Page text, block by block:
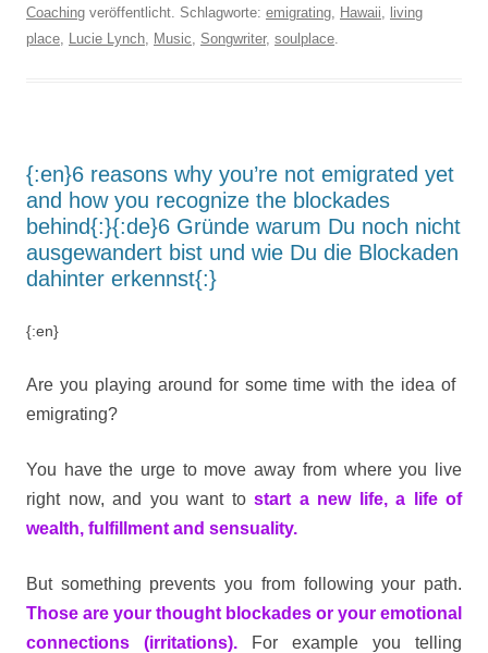
Coaching veröffentlicht. Schlagworte: emigrating, Hawaii, living
place, Lucie Lynch, Music, Songwriter, soulplace.
{:en}6 reasons why you’re not emigrated yet
and how you recognize the blockades
behind{:}{:de}6 Gründe warum Du noch nicht
ausgewandert bist und wie Du die Blockaden
dahinter erkennst{:}
{:en}
Are you playing around for some time with the idea of ​​
emigrating?
You have the urge to move away from where you live
right now, and you want to start a new life, a life of
wealth, fulfillment and sensuality.
But something prevents you from following your path.
Those are your thought blockades or your emotional
connections (irritations). For example you telling